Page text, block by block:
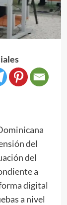
del
del
a
digital
a nivel